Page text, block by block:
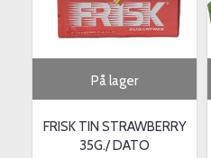
På lager
FRISK TIN STRAWBERRY
35G./ DATO